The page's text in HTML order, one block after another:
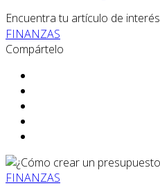
Encuentra tu artículo de interés
FINANZAS
Compártelo
FINANZAS